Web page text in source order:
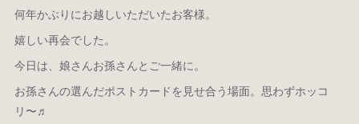
“Kasane Style Art”って？ Yorie's Tapestry
ショップ 作品のレンタルについて
2024年 の足跡 2023*足跡 2022年の足あと
何年かぶりにお越しいただいたお客様。
嬉しい再会でした。
今日は、娘さんお孫さんとご一緒に。
お孫さんの選んだポストカードを見せ合う場面。思わずホッコ
リ〜♬